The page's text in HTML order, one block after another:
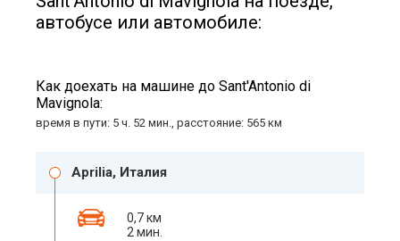
автобусе или автомобиле:
Как доехать на машине до Sant'Antonio di
Mavignola:
время в пути: 5 ч. 52 мин., расстояние: 565 км
Aprilia, Италия
0,7 км
2 мин.